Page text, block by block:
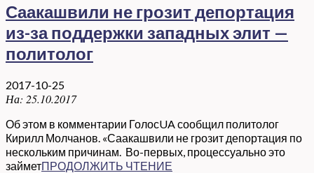
Саакашвили не грозит депортация
из-за поддержки западных элит —
политолог
2017-10-25
На: 25.10.2017
Об этом в комментарии ГолосUA сообщил политолог
Кирилл Молчанов. «Саакашвили не грозит депортация по
нескольким причинам. Во-первых, процессуально это
займетПРОДОЛЖИТЬ ЧТЕНИЕ